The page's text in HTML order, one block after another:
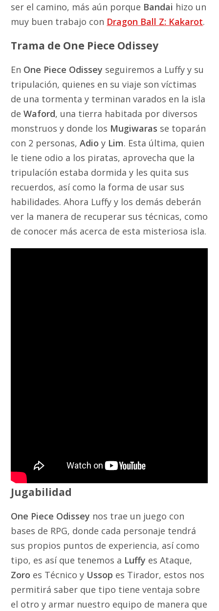
ser el camino, más aún porque Bandai hizo un
muy buen trabajo con Dragon Ball Z: Kakarot.
Trama de One Piece Odissey
En One Piece Odissey seguiremos a Luffy y su
tripulación, quienes en su viaje son víctimas
de una tormenta y terminan varados en la isla
deWaford, una tierra habitada por diversos
monstruos y donde los Mugiwaras se toparán
con 2 personas,Adioy Lim. Esta última, quien
le tiene odio a los piratas, aprovecha que la
tripulacíón estaba dormida y les quita sus
recuerdos, así como la forma de usar sus
habilidades. Ahora Luffy y los demás deberán
ver la manera de recuperar sus técnicas, como
de conocer más acerca de esta misteriosa isla.
Jugabilidad
One Piece Odissey nos trae un juego con
bases de RPG, donde cada personaje tendrá
sus propios puntos de experiencia, así como
tipo, es así que tenemos a Luffy es Ataque,
Zoro es Técnico y Ussop es Tirador, estos nos
permitirá saber que tipo tiene ventaja sobre
el otro y armar nuestro equipo de manera que